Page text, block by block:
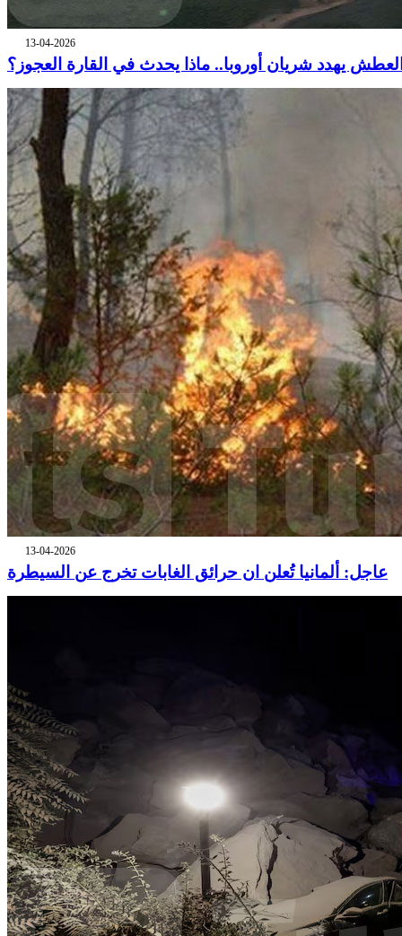
13-04-2026
يهدد شريان أوروبا.. ماذا يحدث في القارة العجوز؟
13-04-2026
عاجل: ألمانيا تُعلن ان حرائق الغابات تخرج عن السيطرة